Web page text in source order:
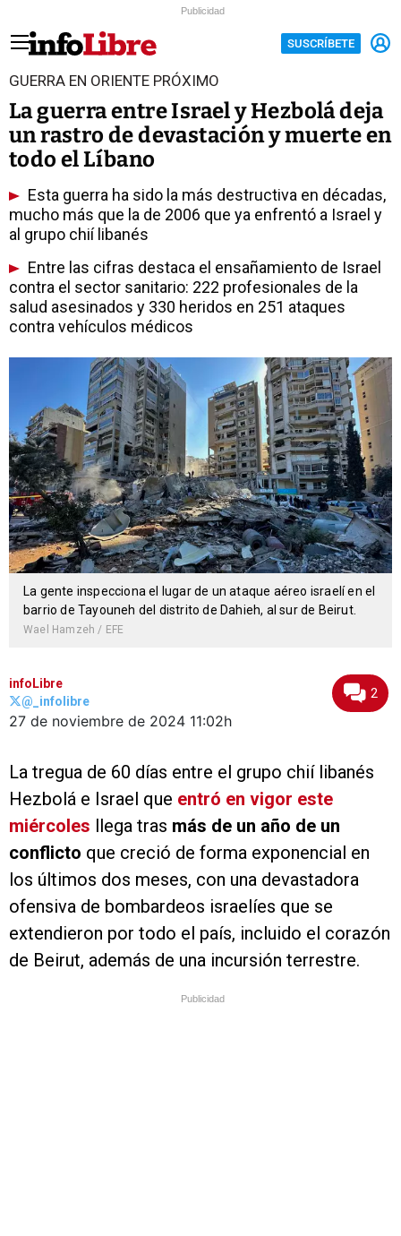
Publicidad
SUSCRÍBETE
GUERRA EN ORIENTE PRÓXIMO
La guerra entre Israel y Hezbolá deja
un rastro de devastación y muerte en
todo el Líbano
Esta guerra ha sido la más destructiva en décadas,
mucho más que la de 2006 que ya enfrentó a Israel y
al grupo chií libanés
Entre las cifras destaca el ensañamiento de Israel
contra el sector sanitario: 222 profesionales de la
salud asesinados y 330 heridos en 251 ataques
contra vehículos médicos
La gente inspecciona el lugar de un ataque aéreo israelí en el
barrio de Tayouneh del distrito de Dahieh, al sur de Beirut.
Wael Hamzeh / EFE
infoLibre
@_infolibre
27 de noviembre de 2024 11:02h
2
La tregua de 60 días entre el grupo chií libanés
Hezbolá e Israel que entró en vigor este
miércoles llega tras más de un año de un
conflicto que creció de forma exponencial en
los últimos dos meses, con una devastadora
ofensiva de bombardeos israelíes que se
extendieron por todo el país, incluido el corazón
de Beirut, además de una incursión terrestre.
Publicidad